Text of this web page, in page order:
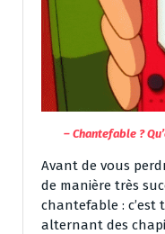
– Chantefable ?
Avant de vous
de manière très
chantefable :
alternant des